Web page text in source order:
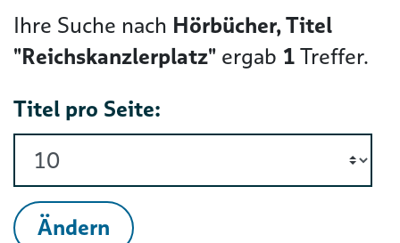
Ihre Suche nach Hörbücher, Titel
"Reichskanzlerplatz" ergab 1Treffer.
Titel pro Seite:
Ändern